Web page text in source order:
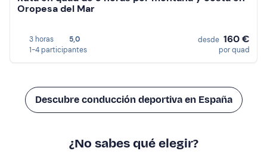
Oropesa del Mar
3 horas
5,0
1-4 participantes
desde 160 €
por quad
Descubre conducción deportiva en España
¿No sabes qué elegir?